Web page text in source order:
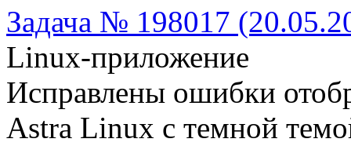
Задача № 198017
Linux-приложение
Исправлены ошибки
Astra Linux с темной